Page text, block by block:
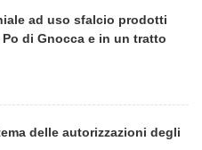
ad uso sfalcio prodotti
di Gnocca e in un tratto
delle autorizzazioni degli